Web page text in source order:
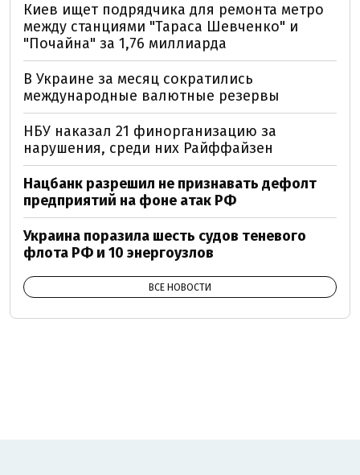
Киев ищет подрядчика для ремонта метро
между станциями "Тараса Шевченко" и
"Почайна" за 1,76 миллиарда
В Украине за месяц сократились
международные валютные резервы
НБУ наказал 21 финорганизацию за
нарушения, среди них Райффайзен
Нацбанк разрешил не признавать дефолт
предприятий на фоне атак РФ
Украина поразила шесть судов теневого
флота РФ и 10 энергоузлов
ВСЕ НОВОСТИ